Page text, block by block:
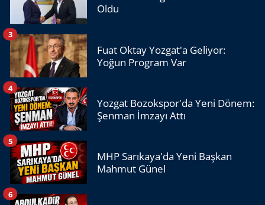
Oldu
Fuat Oktay Yozgat'a Geliyor:
Yoğun Program Var
3
Yozgat Bozokspor'da Yeni Dönem:
Şenman İmzayı Attı
4
MHP Sarıkaya'da Yeni Başkan
Mahmut Günel
5
6